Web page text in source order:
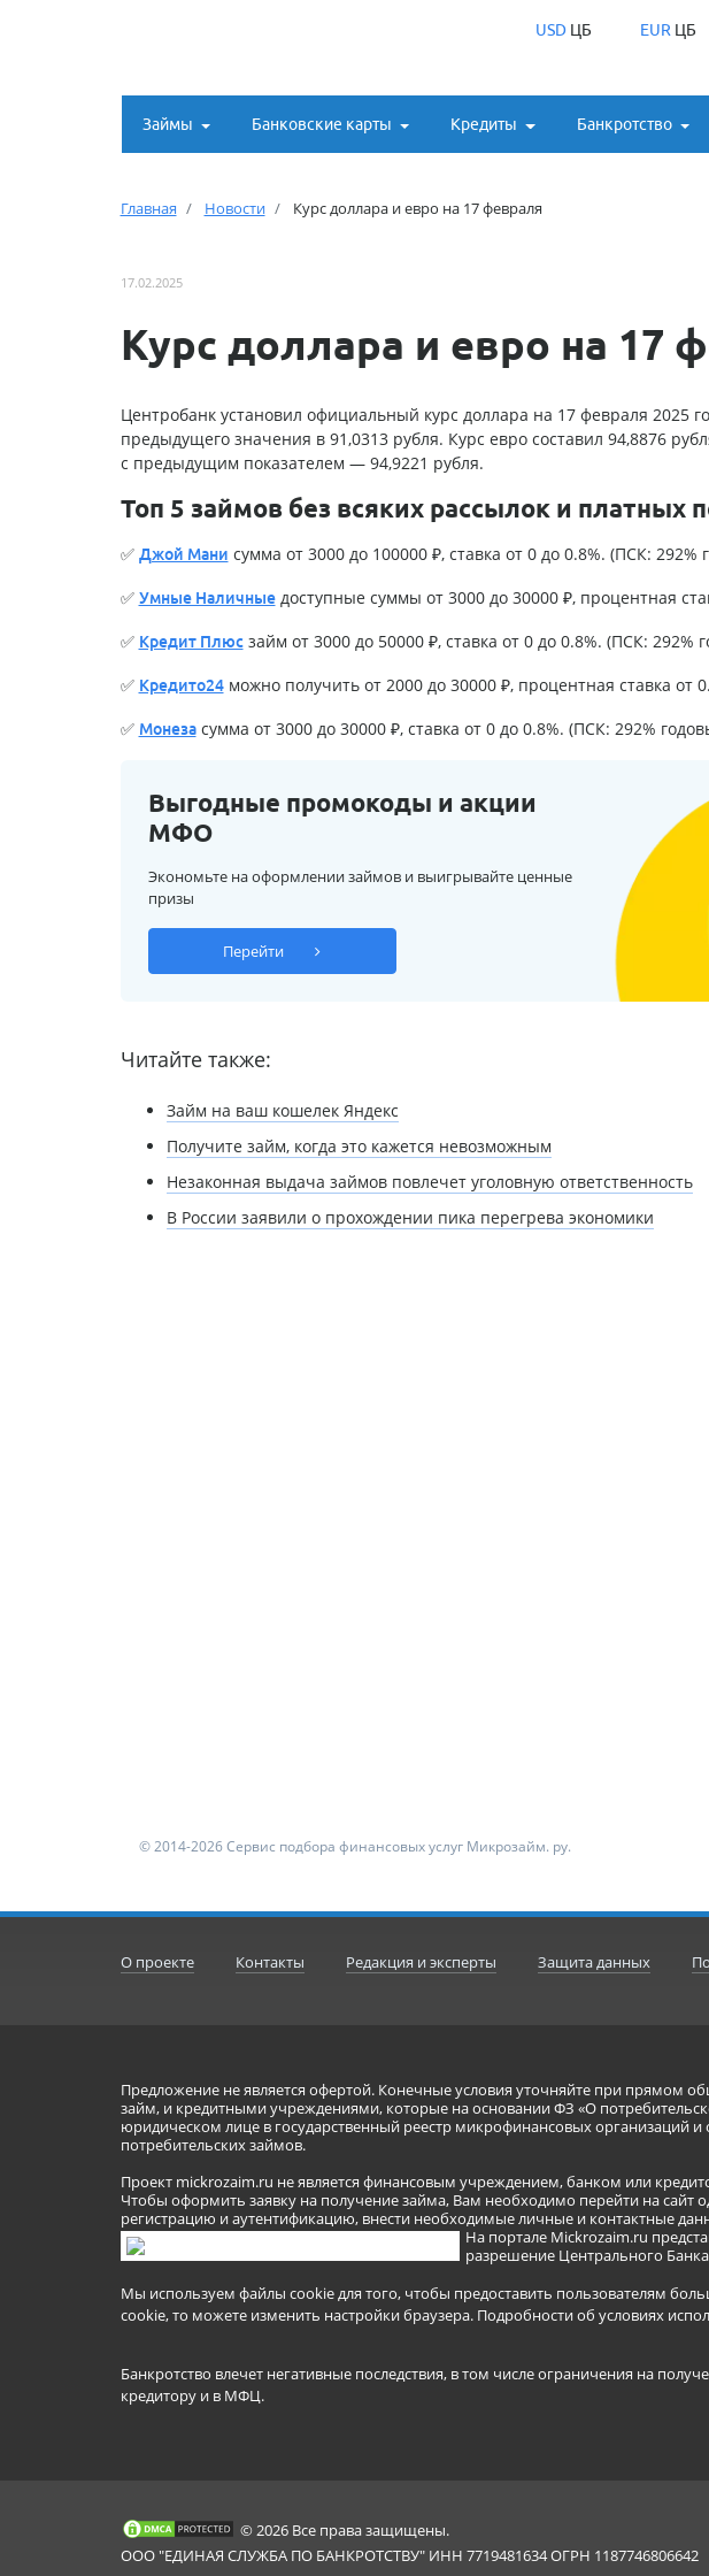
USDЦБ EUR ЦБ
Займы Банковские карты Кредиты Банкротство
Главная Новости Курс доллара и евро на 17 февраля
17.02.2025
Курс доллара и евро на 17
Центробанк установил официальный курс доллара на 17 февраля 2025
предыдущего значения в 91,0313 рубля. Курс евро составил 94,8876
с предыдущим показателем — 94,9221 рубля.
Топ 5 займов без всяких рассылок и платных
✅ Джой Мани сумма от 3000 до 100000 ₽, ставка от 0 до 0.8%. (ПСК: 292%
✅ Умные Наличныедоступные суммы от 3000 до 30000 ₽, процентная
✅ Кредит Плюсзайм от 3000 до 50000 ₽, ставка от 0 до 0.8%. (ПСК: 292%
✅ Кредито24можно получить от 2000 до 30000 ₽, процентная ставка от
✅ Монезасумма от 3000 до 30000 ₽, ставка от 0 до 0.8%. (ПСК: 292%
Выгодные промокоды и акции
МФО
Экономьте на оформлении займов и выигрывайте ценные
призы
Перейти
Читайте также:
Займ на ваш кошелек Яндекс
Получите займ, когда это кажется невозможным
Незаконная выдача займов повлечет уголовную ответственность
В России заявили о прохождении пика перегрева экономики
© 2014-2026 Сервис подбора финансовых услуг Микрозайм. ру.
О проекте Контакты Редакция и эксперты Защита данных
Предложение не является офертой. Конечные условия уточняйте при
займ, и кредитными учреждениями, которые на основании ФЗ «О
юридическом лице в государственный реестр микрофинансовых организаций
потребительских займов.
Проект mickrozaim.ru не является финансовым учреждением, банком или
Чтобы оформить заявку на получение займа, Вам необходимо перейти на
регистрацию и аутентификацию, внести необходимые личные и контактные
На портале Mickrozaim.ru
разрешение Центрального
Мы используем файлы cookie для того, чтобы предоставить пользователям
cookie, то можете изменить настройки браузера. Подробности об условиях
Банкротство влечет негативные последствия, в том числе ограничения на
кредитору и в МФЦ.
© 2026 Все права защищены.
ООО "ЕДИНАЯ СЛУЖБА ПО БАНКРОТСТВУ" ИНН 7719481634 ОГРН 1187746806642